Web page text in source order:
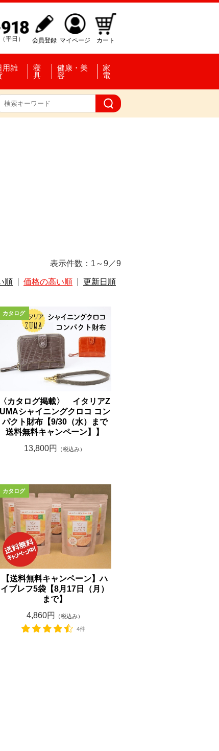
平日） 会員登録 マイページ カート
用雑
寝
具
健康・美
容
家
電
表示件数： 1～9 ／9
順 価格の高い順 更新日順
〈カタログ掲載〉 イタリアZ
UMAシャイニングクロコ コン
パクト財布【9/30（水）まで
送料無料キャンペーン】】
13,800円
（税込み）
【送料無料キャンペーン】ハ
イブレフ5袋【8月17日（月）
まで】
4,860円
（税込み）
4件